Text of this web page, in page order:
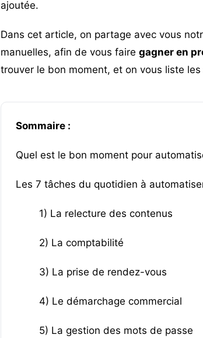
ajoutée.
Dans cet article, on partage avec vous
manuelles, afin de vous faire gagner en
trouver le bon moment, et on vous liste
Sommaire :
Quel est le bon moment pour
Les 7 tâches du quotidien à
1) La relecture des contenus
2) La comptabilité
3) La prise de rendez-vous
4) Le démarchage commercial
5) La gestion des mots de passe